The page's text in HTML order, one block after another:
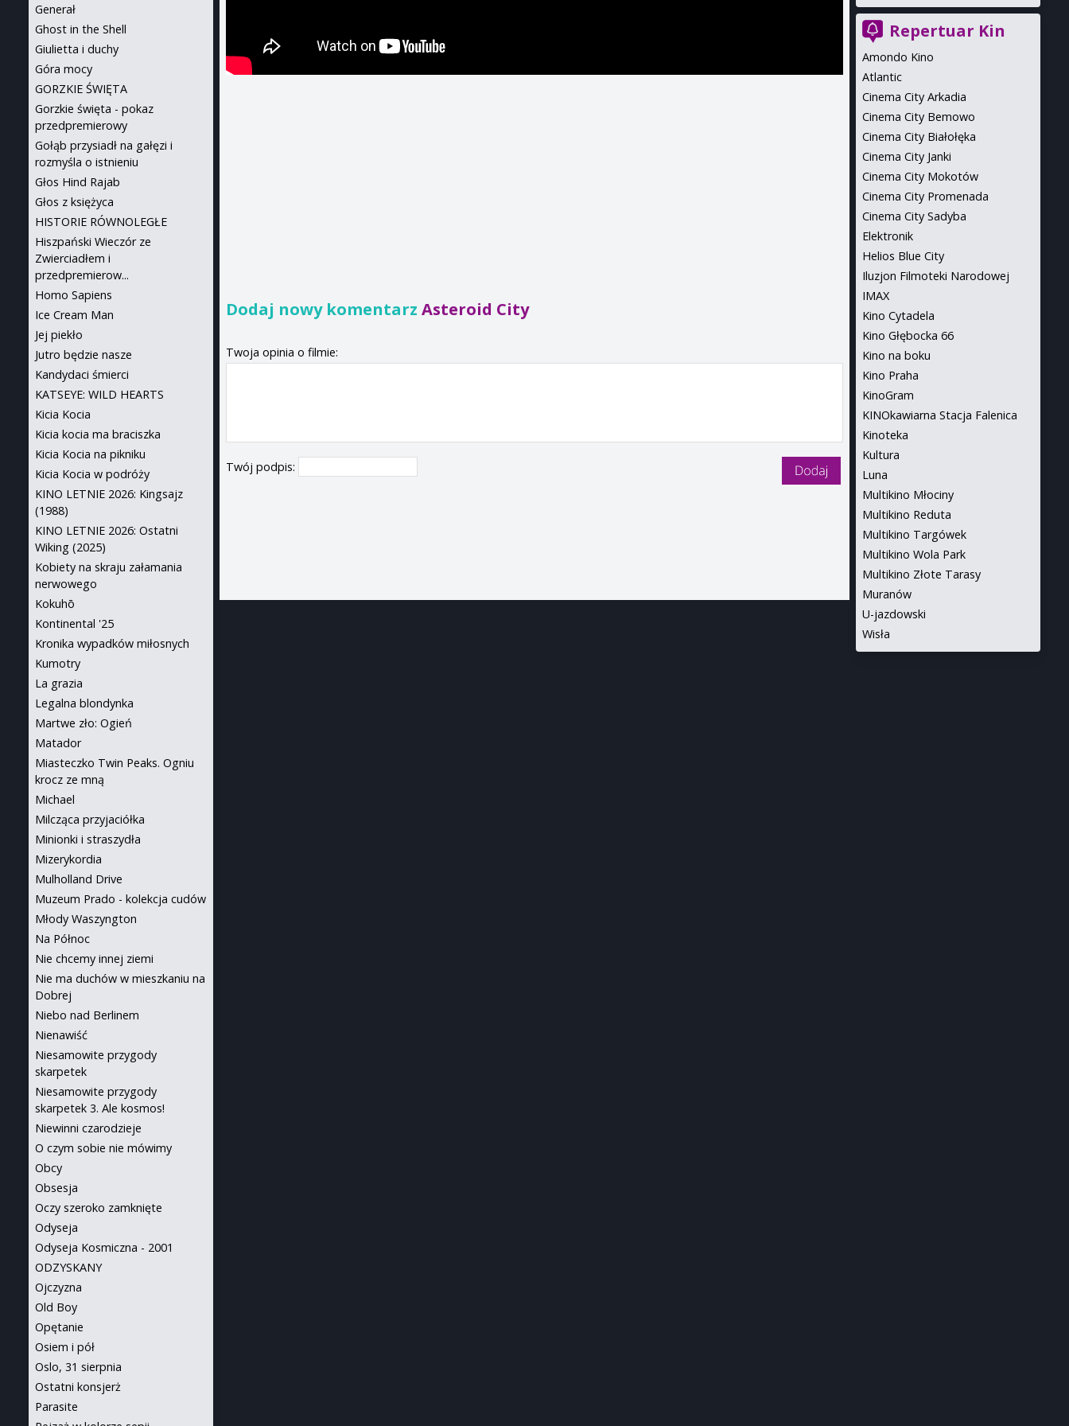
Dodaj nowy komentarzAsteroid City
Twoja opinia o filmie:
Twój podpis:
Repertuar Kin
Amondo Kino
Atlantic
Cinema City Arkadia
Cinema City Bemowo
Cinema City Białołęka
Cinema City Janki
Cinema City Mokotów
Cinema City Promenada
Cinema City Sadyba
Elektronik
Helios Blue City
Iluzjon Filmoteki Narodowej
IMAX
Kino Cytadela
Kino Głębocka 66
Kino na boku
Kino Praha
KinoGram
KINOkawiarna Stacja Falenica
Kinoteka
Kultura
Luna
Multikino Młociny
Multikino Reduta
Multikino Targówek
Multikino Wola Park
Multikino Złote Tarasy
Muranów
U-jazdowski
Wisła
Generał
Ghost in the Shell
Giulietta i duchy
Góra mocy
GORZKIE ŚWIĘTA
Gorzkie święta - pokaz
przedpremierowy
Gołąb przysiadł na gałęzi i
rozmyśla o istnieniu
Głos Hind Rajab
Głos z księżyca
HISTORIE RÓWNOLEGŁE
Hiszpański Wieczór ze
Zwierciadłem i
przedpremierow...
Homo Sapiens
Ice Cream Man
Jej piekło
Jutro będzie nasze
Kandydaci śmierci
KATSEYE: WILD HEARTS
Kicia Kocia
Kicia kocia ma braciszka
Kicia Kocia na pikniku
Kicia Kocia w podróży
KINO LETNIE 2026: Kingsajz
(1988)
KINO LETNIE 2026: Ostatni
Wiking (2025)
Kobiety na skraju załamania
nerwowego
Kokuhō
Kontinental '25
Kronika wypadków miłosnych
Kumotry
La grazia
Legalna blondynka
Martwe zło: Ogień
Matador
Miasteczko Twin Peaks. Ogniu
krocz ze mną
Michael
Milcząca przyjaciółka
Minionki i straszydła
Mizerykordia
Mulholland Drive
Muzeum Prado - kolekcja cudów
Młody Waszyngton
Na Północ
Nie chcemy innej ziemi
Nie ma duchów w mieszkaniu na
Dobrej
Niebo nad Berlinem
Nienawiść
Niesamowite przygody
skarpetek
Niesamowite przygody
skarpetek 3. Ale kosmos!
Niewinni czarodzieje
O czym sobie nie mówimy
Obcy
Obsesja
Oczy szeroko zamknięte
Odyseja
Odyseja Kosmiczna - 2001
ODZYSKANY
Ojczyzna
Old Boy
Opętanie
Osiem i pół
Oslo, 31 sierpnia
Ostatni konsjerż
Parasite